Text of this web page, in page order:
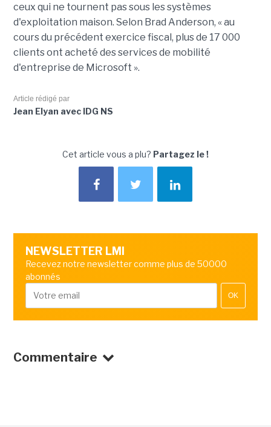
ceux qui ne tournent pas sous les systèmes
d'exploitation maison. Selon Brad Anderson, « au
cours du précédent exercice fiscal, plus de 17 000
clients ont acheté des services de mobilité
d'entreprise de Microsoft ».
Article rédigé par
Jean Elyan avec IDG NS
Cet article vous a plu? Partagez le !
NEWSLETTER LMI
Recevez notre newsletter comme plus de 50000
abonnés
OK
Commentaire